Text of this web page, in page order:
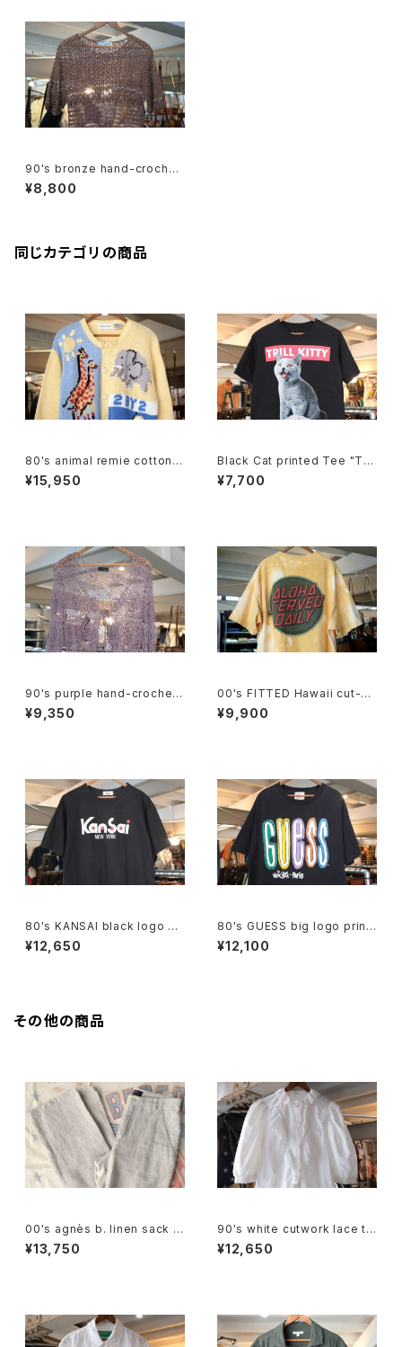
90's bronze hand-crochet
pullover Top
¥8,800
同じカテゴリの商品
80's animal remie cotton k
nit crewneck Cardigan
¥15,950
Black Cat printed Tee "TRI
LL KITTY"
¥7,700
90's purple hand-crochet
Cardigan
¥9,350
00's FITTED Hawaii cut-of
f tie-dye Tee
¥9,900
80's KANSAI black logo Te
e
¥12,650
80's GUESS big logo print
ed tee Dress
¥12,100
その他の商品
00's agnès b. linen sack st
raight leg Pants
¥13,750
90's white cutwork lace tri
mmed cotton Blouse
¥12,650